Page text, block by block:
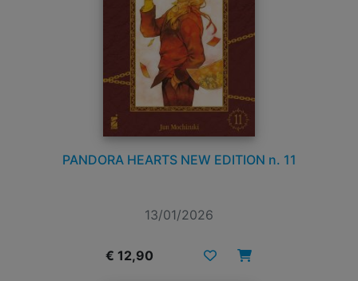
PANDORA HEARTS NEW EDITION n. 11
13/01/2026
€ 12,90